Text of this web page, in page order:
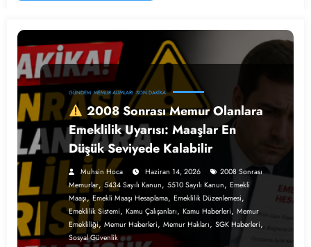
GÜNDEM MEMUR ALIMLARI SON DAKIKA
2008 Sonrası Memur Olanlara
Emeklilik Uyarısı: Maaşlar En
Düşük Seviyede Kalabilir
Muhsin Hoca Haziran 14, 2026
2008 Sonrası
Memurlar,5434 Sayılı Kanun, 5510 Sayılı Kanun, Emekli
Maaşı, Emekli Maaşı Hesaplama, Emeklilik Düzenlemesi,
Emeklilik Sistemi, Kamu Çalışanları, Kamu Haberleri, Memur
Emekliliği, Memur Haberleri, Memur Hakları, SGK Haberleri,
Sosyal Güvenlik